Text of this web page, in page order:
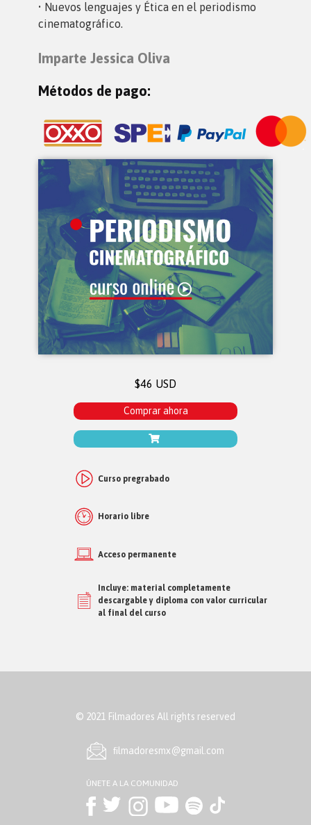
• Nuevos lenguajes y Ética en el periodismo
cinematográfico.
Imparte Jessica Oliva
Métodos de pago:
$46 USD
Comprar ahora
Curso pregrabado
Horario libre
Acceso permanente
Incluye: material completamente
descargable y diploma con valor curricular
al final del curso
© 2021 Filmadores All rights reserved
ﬁlmadoresmx@gmail.com
ÚNETE A LA COMUNIDAD